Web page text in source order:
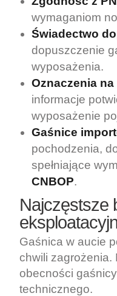
wymaganiom
Świadectwo
dopuszczenie
wyposażenia.
Oznaczenia
informacje
wyposażenie
Gaśnice
pochodzenia,
spełniające
CNBOP.
Najczęstsze
Gaśnica w aucie
chwili zagrożenia.
obecności
technicznego.